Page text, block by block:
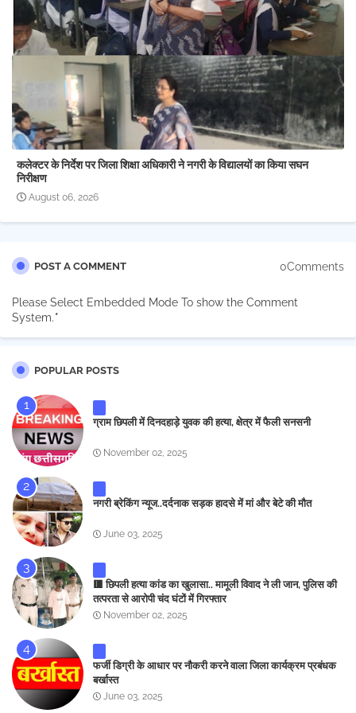
कलेक्टर के निर्देश पर जिला शिक्षा अधिकारी ने नगरी के विद्यालयों का किया सघन
निरीक्षण
August 06, 2026
POST A COMMENT 0Comments
Please Select Embedded Mode To show the Comment
System.*
POPULAR POSTS
ग्राम छिपली में दिनदहाड़े युवक की हत्या, क्षेत्र में फैली सनसनी
November 02, 2025
नगरी ब्रेकिंग न्यूज..दर्दनाक सड़क हादसे में मां और बेटे की मौत
June 03, 2025
🟥 छिपली हत्या कांड का खुलासा.. मामूली विवाद ने ली जान, पुलिस की
तत्परता से आरोपी चंद घंटों में गिरफ्तार
November 02, 2025
फर्जी डिग्री के आधार पर नौकरी करने वाला जिला कार्यक्रम प्रबंधक
बर्खास्त
June 03, 2025